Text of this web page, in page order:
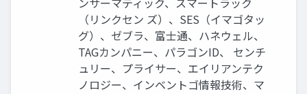
（リンクセン ズ）、SES（イマゴタッ
グ）、ゼブラ、富士通、ハネウェル、
TAGカンパニー、パラゴンID、 センチ
ュリー、プライサー、エイリアンテク
ノロジー、インベントゴ情報技術、マ